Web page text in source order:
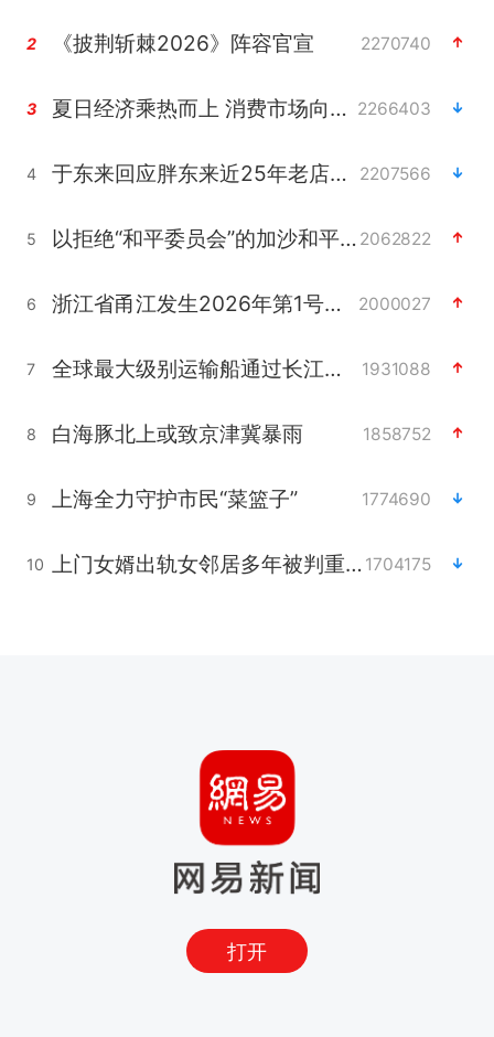
2 《披荆斩棘2026》阵容官宣 2270740
3 夏日经济乘热而上 消费市场向新而行 2266403
4 于东来回应胖东来近25年老店年底关闭 2207566
5 以拒绝“和平委员会”的加沙和平计划 2062822
6 浙江省甬江发生2026年第1号洪水 2000027
7 全球最大级别运输船通过长江大桥 1931088
8 白海豚北上或致京津冀暴雨 1858752
9 上海全力守护市民“菜篮子” 1774690
10 上门女婿出轨女邻居多年被判重婚罪 1704175
打开